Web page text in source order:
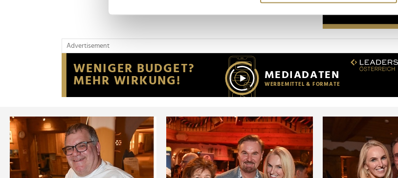
Wir verwenden Cookies, um Inhalte und Anzeigen zu personalisieren,
Website an unsere Partner für soziale Medien, Werbung und Analysen weiter.
möglicherweise mit weiteren Daten zusammen, die Sie ihnen bereitgestellt
der Dienste gesammelt haben.
Advertisement